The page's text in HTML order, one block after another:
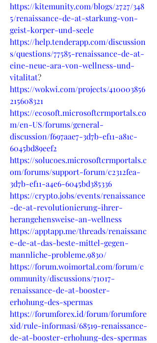
https://kitemunity.com/blogs/2727/348
5/renaissance-de-at-starkung-von-
geist-korper-und-seele
https://help.tenderapp.com/discussion
s/questions/77585-renaissance-de-at-
eine-neue-ara-von-wellness-und-
vitalitat?
https://wokwi.com/projects/410003856
215608321
https://ecosoft.microsoftcrmportals.co
m/en-US/forums/general-
discussion/f697aae7-3d7b-ef11-a81c-
6045bd89eef2
https://solucoes.microsoftcrmportals.c
om/forums/support-forum/c2312fea-
3d7b-ef11-a4e6-6045bd385336
https://crypto.jobs/events/renaissance
-de-at-revolutionierung-ihrer-
herangehensweise-an-wellness
https://apptapp.me/threads/renaissanc
e-de-at-das-beste-mittel-gegen-
mannliche-probleme.9830/
https://forum.woimortal.com/forum/c
ommunity/discussions/71017-
renaissance-de-at-booster-
erhohung-des-spermas
https://forumforex.id/forum/forumfore
xid/rule-informasi/68519-renaissance-
de-at-booster-erhohung-des-spermas